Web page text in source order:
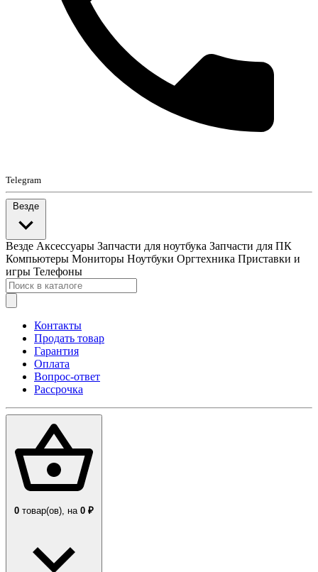
Telegram
Везде
Везде Аксессуары Запчасти для ноутбука Запчасти для ПК
Компьютеры Мониторы Ноутбуки Оргтехника Приставки и
игры Телефоны
Контакты
Продать товар
Гарантия
Оплата
Вопрос-ответ
Рассрочка
0 товар(ов), на 0 ₽